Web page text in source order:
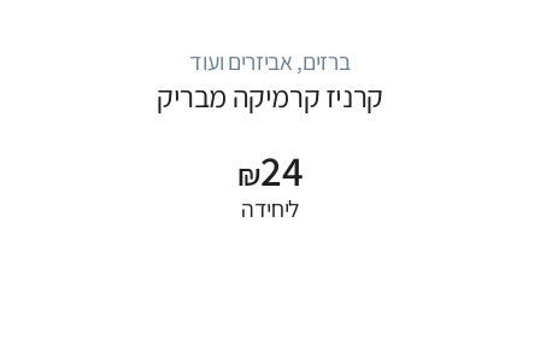
ברזים, אביזרים ועוד
קרניז קרמיקה מבריק
₪24
ליחידה